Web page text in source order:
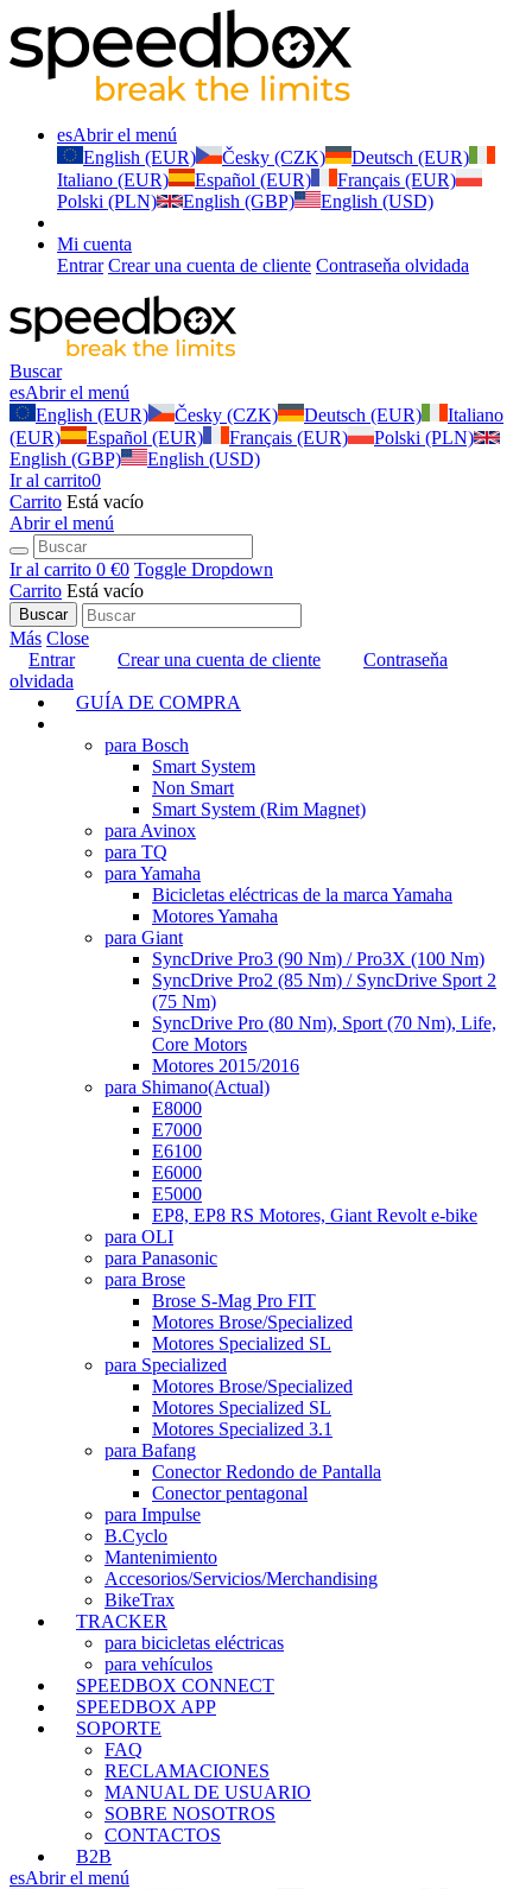
esAbrir el menú
English (EUR)
Česky (CZK)
Deutsch (EUR)
Italiano (EUR)
Español (EUR)
Français (EUR)
Polski (PLN)
English (GBP) English (USD)
Mi cuenta
Entrar Crear una cuenta de cliente Contraseňa olvidada
Buscar
esAbrir el menú
English (EUR)
Česky (CZK) Deutsch (EUR)
Italiano
(EUR)
Español (EUR) Français (EUR)
Polski (PLN)
English (GBP)
English (USD)
Ir al carrito0
Carrito Está vacío
Abrir el menú
Ir al carrito 0 €0 Toggle Dropdown
Carrito Está vacío
Buscar
Más Close
Entrar
Crear una cuenta de cliente
Contraseňa
olvidada
GUÍA DE COMPRA
para Bosch
Smart System
Non Smart
Smart System (Rim Magnet)
para Avinox
para TQ
para Yamaha
Bicicletas eléctricas de la marca Yamaha
Motores Yamaha
para Giant
SyncDrive Pro3 (90 Nm) / Pro3X (100 Nm)
SyncDrive Pro2 (85 Nm) / SyncDrive Sport 2
(75 Nm)
SyncDrive Pro (80 Nm), Sport (70 Nm), Life,
Core Motors
Motores 2015/2016
para Shimano(Actual)
E8000
E7000
E6100
E6000
E5000
EP8, EP8 RS Motores, Giant Revolt e-bike
para OLI
para Panasonic
para Brose
Brose S-Mag Pro FIT
Motores Brose/Specialized
Motores Specialized SL
para Specialized
Motores Brose/Specialized
Motores Specialized SL
Motores Specialized 3.1
para Bafang
Conector Redondo de Pantalla
Conector pentagonal
para Impulse
B.Cyclo
Mantenimiento
Accesorios/Servicios/Merchandising
BikeTrax
TRACKER
para bicicletas eléctricas
para vehículos
SPEEDBOX CONNECT
SPEEDBOX APP
SOPORTE
FAQ
RECLAMACIONES
MANUAL DE USUARIO
SOBRE NOSOTROS
CONTACTOS
B2B
esAbrir el menú